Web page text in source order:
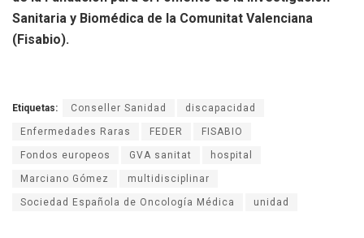
Sanitaria y Biomédica de la Comunitat Valenciana
(Fisabio).
Etiquetas: Conseller Sanidad discapacidad
Enfermedades Raras FEDER FISABIO
Fondos europeos GVA sanitat hospital
Marciano Gómez multidisciplinar
Sociedad Española de Oncología Médica unidad